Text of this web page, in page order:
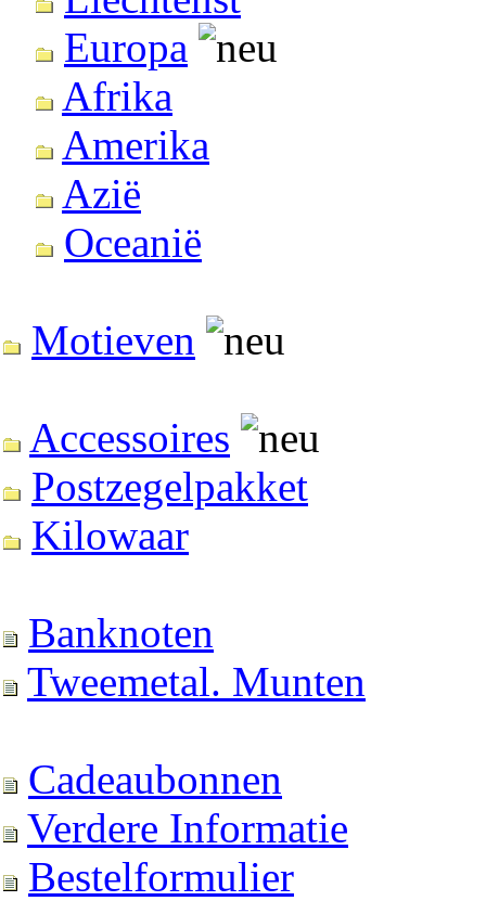
Europa
Afrika
Amerika
Azië
Oceanië
Motieven
Accessoires
Postzegelpakket
Kilowaar
Banknoten
Tweemetal. Munten
Cadeaubonnen
Verdere Informatie
Bestelformulier